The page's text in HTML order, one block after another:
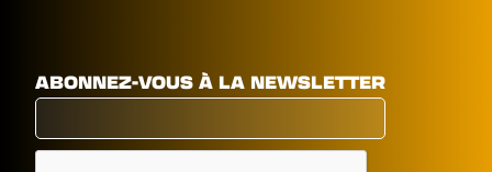
ABONNEZ-VOUS À LA NEWSLETTER